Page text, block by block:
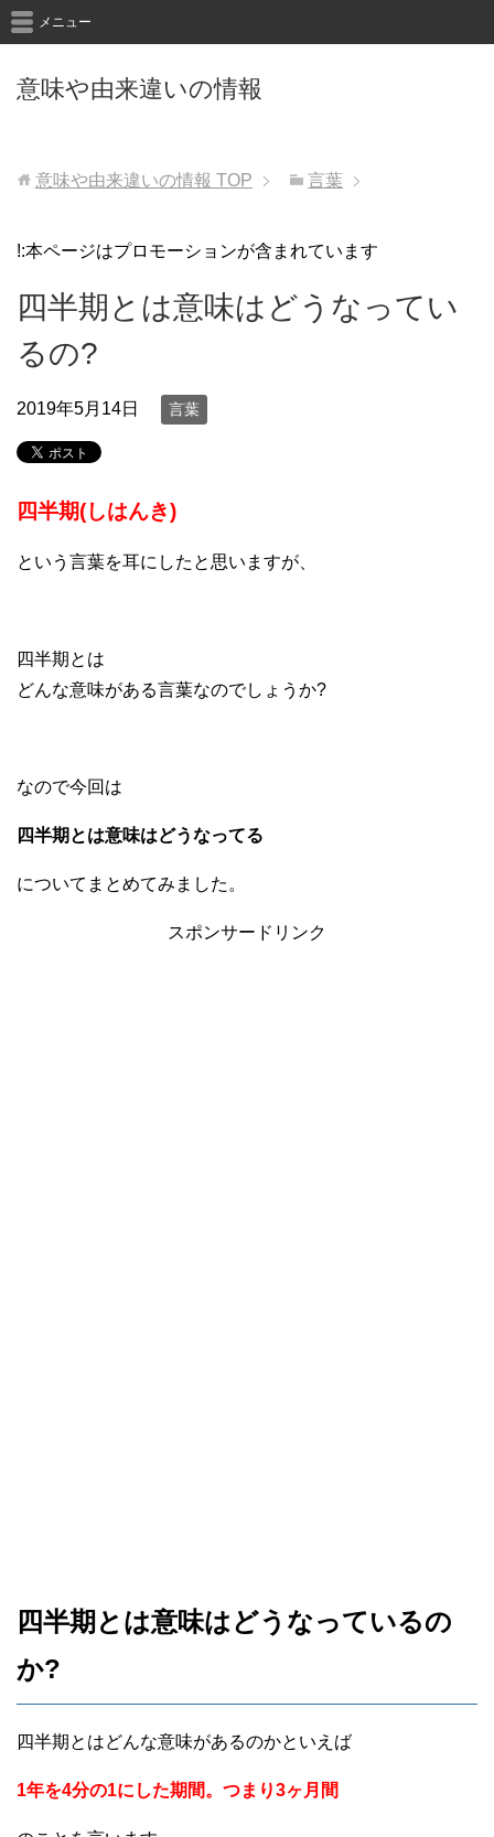
意味や由来違いの情報
メニュー
意味や由来違いの情報 TOP 言葉
!:本ページはプロモーションが含まれています
四半期とは意味はどうなってい
るの?
2019年5月14日 言葉
四半期(しはんき)
という言葉を耳にしたと思いますが、
四半期とは
どんな意味がある言葉なのでしょうか?
なので今回は
四半期とは意味はどうなってる
についてまとめてみました。
スポンサードリンク
四半期とは意味はどうなっているの
か?
四半期とはどんな意味があるのかといえば
1年を4分の1にした期間。つまり3ヶ月間